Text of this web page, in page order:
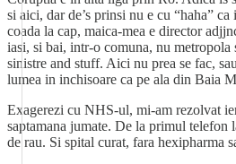
si aici, dar de’s prinsi nu e cu “haha”
coada la cap, maica-mea e director
iasi, si bai, intr-o comuna, nu
sinistre and stuff. Aici nu prea se fac,
lumea in inchisoare ca pe ala din Baia
Exagerezi cu NHS-ul, mi-am rezolvat
saptamana jumate. De la primul telefon
de rau. Si spital curat, fara hexipharma